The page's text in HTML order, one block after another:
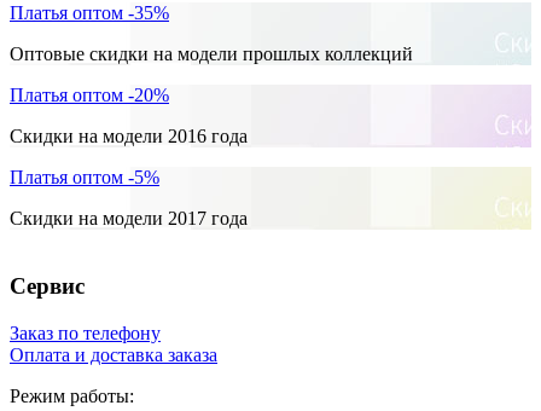
Платья оптом -35%
Оптовые скидки на модели прошлых коллекций
Платья оптом -20%
Скидки на модели 2016 года
Платья оптом -5%
Скидки на модели 2017 года
Сервис
Заказ по телефону
Оплата и доставка заказа
Режим работы: